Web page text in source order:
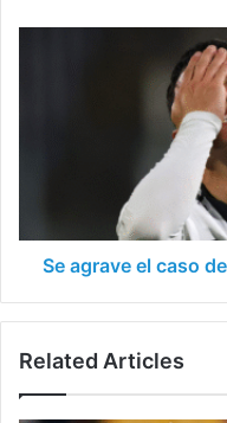
Colo
ColoSe agrave el caso
Related Articles